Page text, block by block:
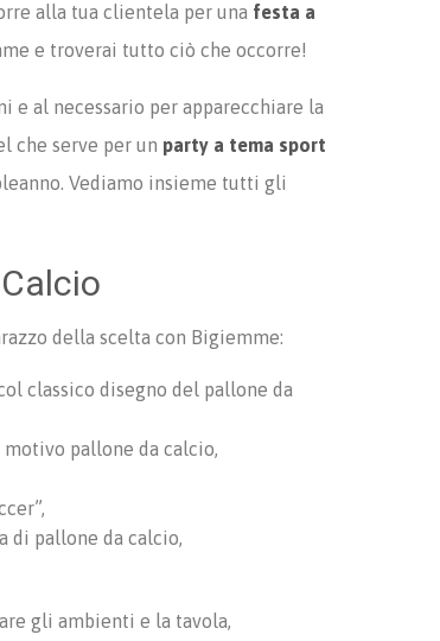
alla tua clientela per una festa a
e troverai tutto ciò che occorre!
e al necessario per apparecchiare la
che serve per un party a tema sport
Vediamo insieme tutti gli
della scelta con Bigiemme:
classico disegno del pallone da
pallone da calcio,
di pallone da calcio,
gli ambienti e la tavola,